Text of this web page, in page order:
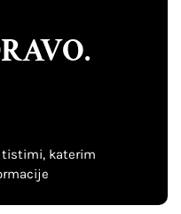
tistimi, katerim